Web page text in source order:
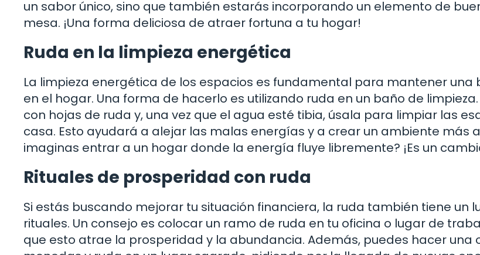
un sabor único, sino que también estarás incorporando un elemento de
mesa. ¡Una forma deliciosa de atraer fortuna a tu hogar!
Ruda en la limpieza energética
La limpieza energética de los espacios es fundamental para mantener una
en el hogar. Una forma de hacerlo es utilizando ruda en un baño de
con hojas de ruda y, una vez que el agua esté tibia, úsala para limpiar las
casa. Esto ayudará a alejar las malas energías y a crear un ambiente más
imaginas entrar a un hogar donde la energía fluye libremente? ¡Es un
Rituales de prosperidad con ruda
Si estás buscando mejorar tu situación financiera, la ruda también tiene un
rituales. Un consejo es colocar un ramo de ruda en tu oficina o lugar de
que esto atrae la prosperidad y la abundancia. Además, puedes hacer una